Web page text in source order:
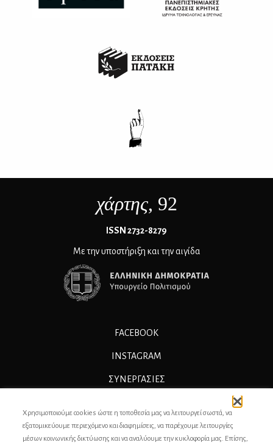
χάρτης, 92
ΙSSN 2732-8279
Με την υποστήριξη και την αιγίδα
FACEBOOK
INSTAGRAM
ΣΥΝΕΡΓΑΣΊΕΣ
ΕΠΙΚΟΙΝΩΝΙΑ
Χρησιμοποιούμε cookies ώστε η τοποθεσία μας να λειτουργεί σωστά, να
εξατομικεύουμε περιεχόμενο και διαφημίσεις, να παρέχουμε λειτουργίες
μέσων κοινωνικής δικτύωσης και να αναλύουμε την κυκλοφορία μας. Επίσης,